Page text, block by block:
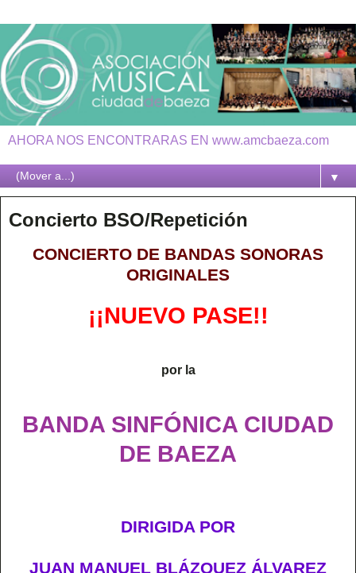
AHORA NOS ENCONTRARAS EN www.amcbaeza.com
▼
Concierto BSO/Repetición
CONCIERTO DE BANDAS SONORAS
ORIGINALES
¡¡NUEVO PASE!!
por la
BANDA SINFÓNICA CIUDAD
DE BAEZA
DIRIGIDA POR
JUAN MANUEL BLÁZQUEZ ÁLVAREZ